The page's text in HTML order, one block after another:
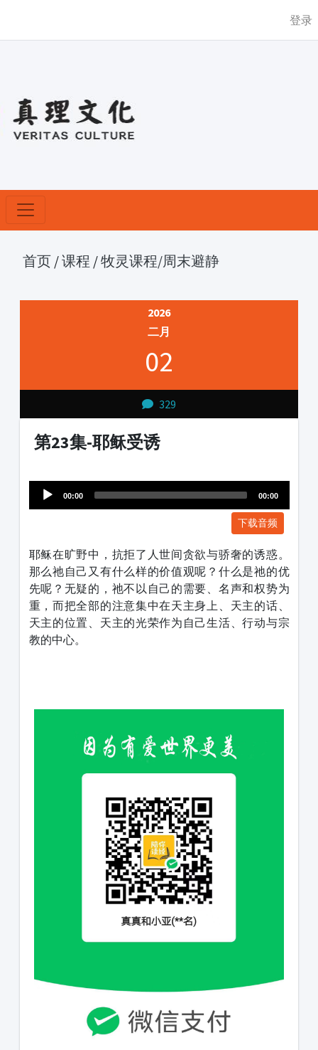
登录
首页 /课程 /牧灵课程/周末避静
2026
二月
02
329
第23集-耶稣受诱
Player
00:00 00:00
下载音频
耶稣在旷野中，抗拒了人世间贪欲与骄奢的诱惑。
那么祂自己又有什么样的价值观呢？什么是祂的优
先呢？无疑的，祂不以自己的需要、名声和权势为
重，而把全部的注意集中在天主身上、天主的话、
天主的位置、天主的光荣作为自己生活、行动与宗
教的中心。